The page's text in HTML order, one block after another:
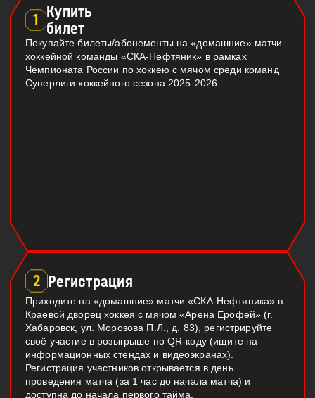
1 Купить
билет
Покупайте билеты/абонементы на «домашние» матчи
хоккейной команды «СКА-Нефтяник» в рамках
Чемпионата России по хоккею с мячом среди команд
Суперлиги хоккейного сезона 2025-2026.
2 Регистрация
Приходите на «домашние» матчи «СКА-Нефтяника» в
Краевой дворец хоккея с мячом «Арена Ерофей» (г.
Хабаровск, ул. Морозова П.Л., д. 83), регистрируйте
своё участие в розыгрыше по QR-коду (ищите на
информационных стендах и видеоэкранах).
Регистрация участников открывается в день
проведения матча (за 1 час до начала матча) и
доступна до начала первого тайма.